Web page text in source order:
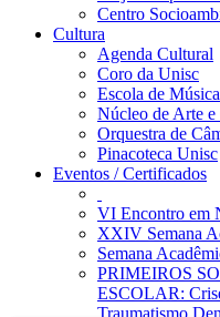
Centro
Cultura
Agenda Cultural
Coro da Unisc
Escola de Música
Núcleo de Arte e
Orquestra de
Pinacoteca Unisc
Eventos / Certificados
VI Encontro em
XXIV Semana
Semana
PRIMEIROS
ESCOLAR:
Traumatismo